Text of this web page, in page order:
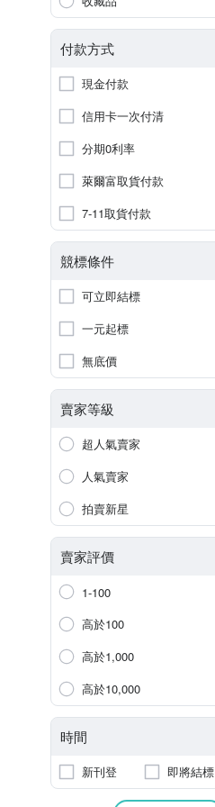
付款方式
現金付款
信用卡一次付清
分期0利率
萊爾富取貨付款
7-11取貨付款
競標條件
可立即結標
一元起標
無底價
賣家等級
超人氣賣家
人氣賣家
拍賣新星
賣家評價
1-100
高於100
高於1,000
高於10,000
時間
新刊登 即將結標